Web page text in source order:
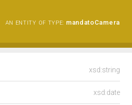
AN ENTITY OF TYPE: mandatoCamera
xsd:string
xsd:date